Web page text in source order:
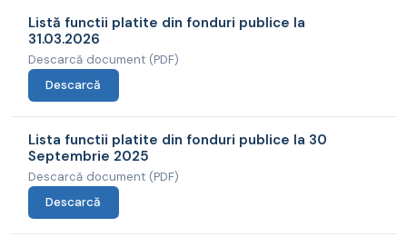
Listă functii platite din fonduri publice la
31.03.2026
Descarcă document (PDF)
Descarcă
Lista functii platite din fonduri publice la 30
Septembrie 2025
Descarcă document (PDF)
Descarcă